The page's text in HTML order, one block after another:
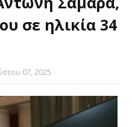
σε ηλικία 34
07, 2025